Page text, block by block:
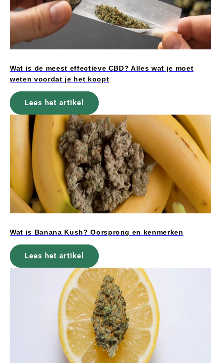
Wat is de meest effectieve CBD? Alles wat je moet
weten voordat je het koopt
Lees het artikel
Wat is Banana Kush? Oorsprong en kenmerken
Lees het artikel